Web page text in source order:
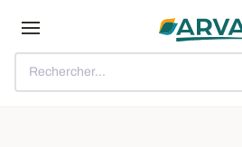
Rechercher...